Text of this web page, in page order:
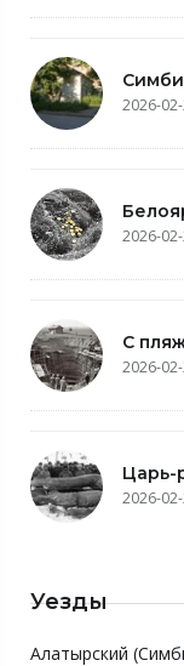
2026-
2026-
С
2026-02-
Царь-
2026-02-
Уезды
Алатырский